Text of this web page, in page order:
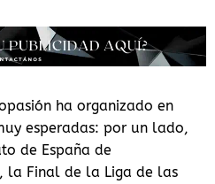
ha organizado en
esperadas: por un lado,
de España de
la Final de la Liga de las